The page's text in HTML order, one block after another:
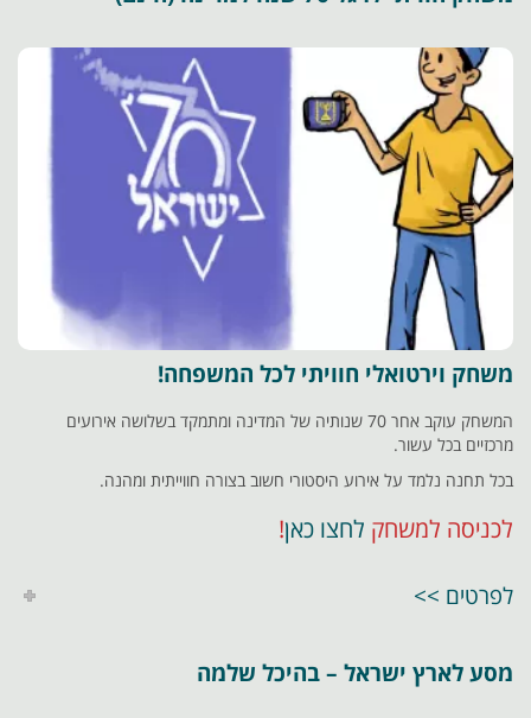
משחק וירטואלי חוויתי לכל המשפחה!
המשחק עוקב אחר 70 שנותיה של המדינה ומתמקד בשלושה אירועים
מרכזיים בכל עשור.
בכל תחנה נלמד על אירוע היסטורי חשוב בצורה חווייתית ומהנה.
לכניסה למשחק לחצו כאן!
לפרטים >>
מסע לארץ ישראל – בהיכל שלמה